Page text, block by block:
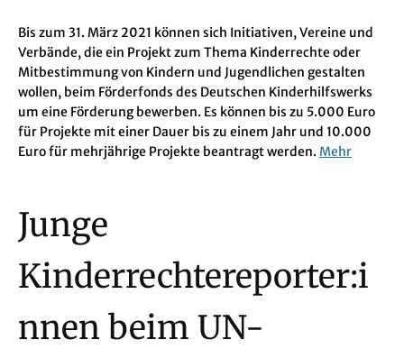
Bis zum 31. März 2021 können sich Initiativen, Vereine und
Verbände, die ein Projekt zum Thema Kinderrechte oder
Mitbestimmung von Kindern und Jugendlichen gestalten
wollen, beim Förderfonds des Deutschen Kinderhilfswerks
um eine Förderung bewerben. Es können bis zu 5.000 Euro
für Projekte mit einer Dauer bis zu einem Jahr und 10.000
Euro für mehrjährige Projekte beantragt werden. Mehr
Junge
Kinderrechtereporter:i
nnen beim UN-